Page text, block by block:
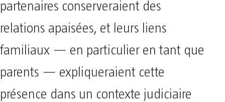
partenaires conserveraient des
relations apaisées, et leurs liens
familiaux — en particulier en tant que
parents — expliqueraient cette
présence dans un contexte judiciaire